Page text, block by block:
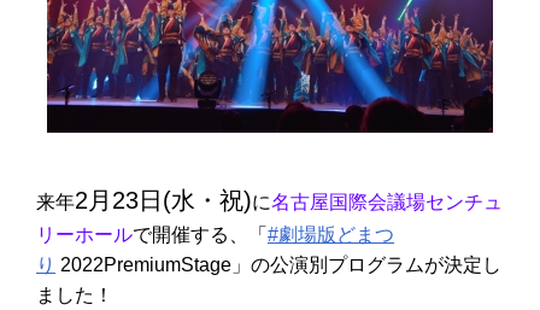
来年2月23日(水・祝)に名古屋国際会議場センチュ
リーホールで開催する、「 #劇場版どまつ
り 2022PremiumStage」の公演別プログラムが決定し
ました！